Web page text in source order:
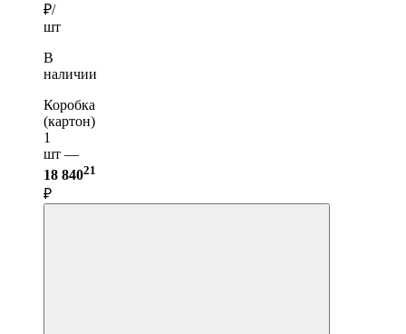
₽/
шт
В
наличии
Коробка
(картон)
1
шт —
18 84021
₽